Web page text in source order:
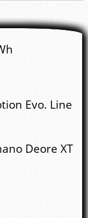
Evo. Line
Deore XT